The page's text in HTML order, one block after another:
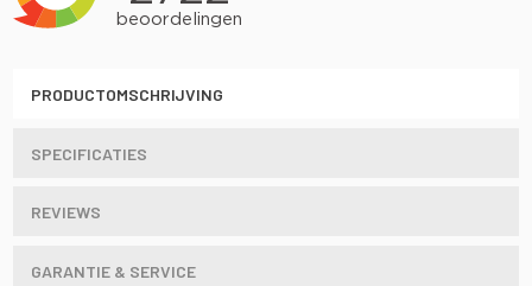
PRODUCTOMSCHRIJVING
SPECIFICATIES
REVIEWS
GARANTIE & SERVICE